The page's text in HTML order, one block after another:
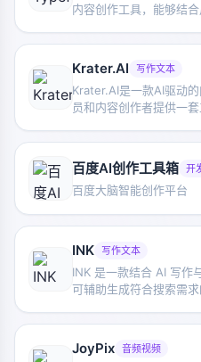
内容创作工具，能够结
Krater.AI 写作文本
Krater.AI是一款AI驱动
员和内容创作者提供一
真的配音等解决方案。
Midjourney和
Krater.AI旨在设计成用
成、文案撰写、聊天、
百度AI创作工具箱 开
百度大脑智能创作平台
INK 写作文本
INK 是一款结合 AI 写作
可辅助生成符合搜索需
JoyPix 音频视频